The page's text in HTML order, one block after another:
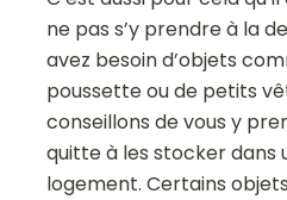
ne pas s’y prendre à la
avez besoin d’objets
poussette ou de petits
conseillons de vous y
quitte à les stocker dans
logement. Certains